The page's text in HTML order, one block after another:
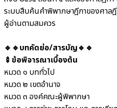
ระบบสืบค้นคำพิพากษาฎีกาของศาลฎี
ผู้อ่านตามสมควร
🔹🔹บทคัดย่อ/สารบัญ🔹🔹
🍢ข้อพิจารณาเบื้องต้น
หมวด ๑ บททั่วไป
หมวด ๒ เขตอำนาจ
หมวด ๓ องค์คณะผู้พิพากษา